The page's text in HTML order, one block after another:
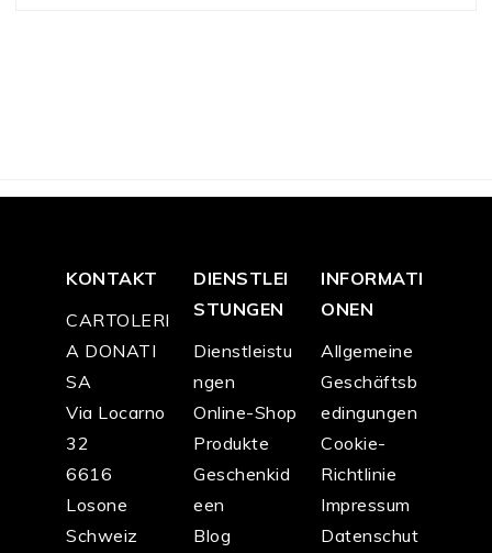
KONTAKT
CARTOLERI
A DONATI
SA
Via Locarno
32
6616
Losone
Schweiz
DIENSTLEI
STUNGEN
Dienstleistu
ngen
Online-Shop
Produkte
Geschenkid
een
Blog
INFORMATI
ONEN
Allgemeine
Geschäftsb
edingungen
Cookie-
Richtlinie
Impressum
Datenschut